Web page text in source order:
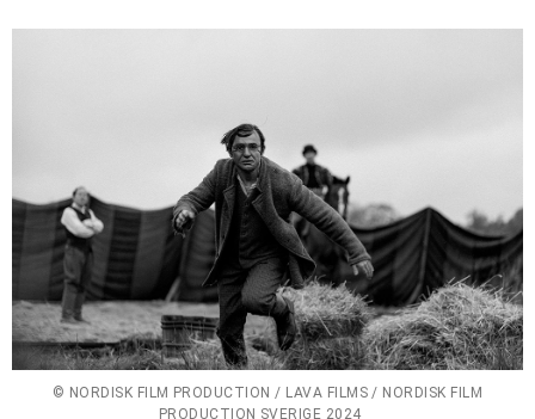
© NORDISK FILM PRODUCTION / LAVA FILMS / NORDISK FILM
PRODUCTION SVERIGE 2024